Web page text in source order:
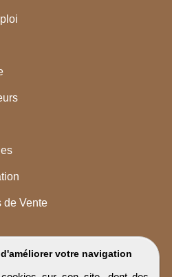
votre navigation
de Vente